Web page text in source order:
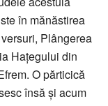
în mănăstirea
Plângerea
Hațegului din
O părticică
însă și acum